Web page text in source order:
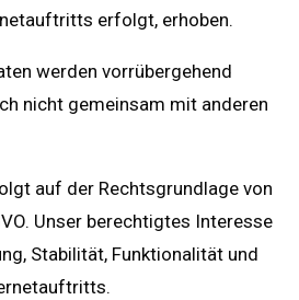
erfolgt, erhoben.
werden vorrübergehend
nicht gemeinsam mit anderen
auf der Rechtsgrundlage von
Unser berechtigtes Interesse
Stabilität, Funktionalität und